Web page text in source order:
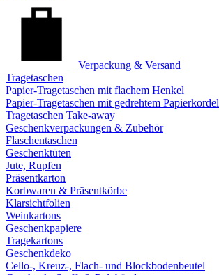
Verpackung & Versand
Tragetaschen
Papier-Tragetaschen mit flachem Henkel
Papier-Tragetaschen mit gedrehtem Papierkordel
Tragetaschen Take-away
Geschenkverpackungen & Zubehör
Flaschentaschen
Geschenktüten
Jute, Rupfen
Präsentkarton
Korbwaren & Präsentkörbe
Klarsichtfolien
Weinkartons
Geschenkpapiere
Tragekartons
Geschenkdeko
Cello-, Kreuz-, Flach- und Blockbodenbeutel